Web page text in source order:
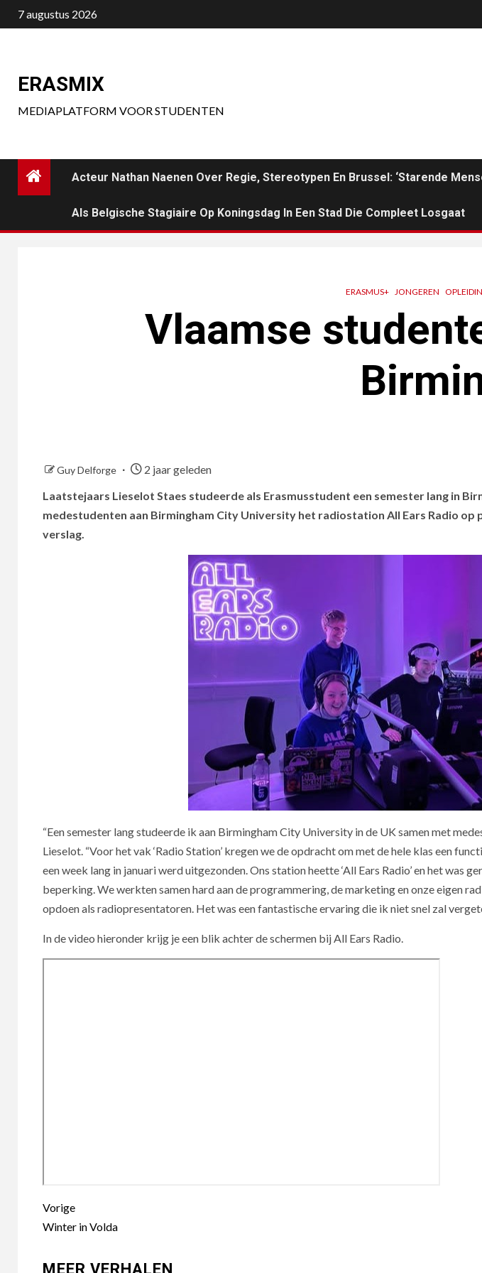
naar
7 augustus 2026
ERASMIX
MEDIAPLATFORM VOOR STUDENTEN
Acteur Nathan Naenen Over Regie, Stereotypen En Brussel: ‘Starende
Als Belgische Stagiaire Op Koningsdag In Een Stad Die Compleet Losgaat
ERASMUS+ JONGEREN
Vlaamse
Guy Delforge
2 jaar geleden
Laatstejaars Lieselot Staes studeerde als Erasmusstudent een semester lang in
medestudenten aan Birmingham City University het radiostation All Ears Radio
verslag.
“Een semester lang studeerde ik aan Birmingham City University in de UK samen met
Lieselot. “Voor het vak ‘Radio Station’ kregen we de opdracht om met de hele klas een
een week lang in januari werd uitgezonden. Ons station heette ‘All Ears Radio’ en het was
beperking. We werkten samen hard aan de programmering, de marketing en onze eigen
opdoen als radiopresentatoren. Het was een fantastische ervaring die ik niet snel zal
In de video hieronder krijg je een blik achter de schermen bij All Ears Radio.
Berichtnavigatie
Vorige
Winter in Volda
MEER VERHALEN